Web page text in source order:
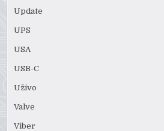
Update
UPS
USA
USB-C
Uživo
Valve
Viber